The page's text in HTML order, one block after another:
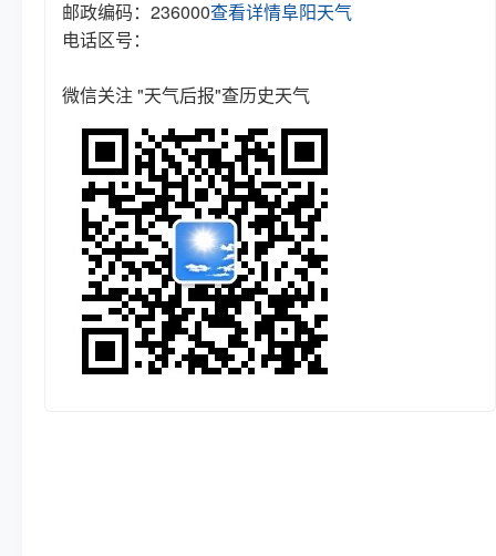
邮政编码：236000
电话区号：
查看详情阜阳天气
微信关注 "天气后报"查历史天气